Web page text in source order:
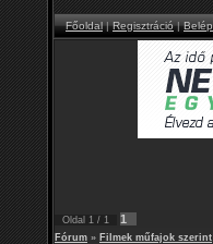
Főoldal|Regisztráció|
Oldal 1 / 1 1
Fórum » Filmek műfajok szerint